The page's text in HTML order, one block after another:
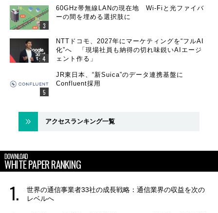
60GHz帯無線LANの現在地 Wi-Fiと光ファイバ
ーの間を埋める選択肢に
NTTドコモ、2027年にマーケティングを“フルAI
化”へ 「現場社員も納得の切れ味鋭いAIエージ
ェント作る」
JR東日本、“新Suica”のデータ連携基盤に
Confluent採用
アクセスランキング一覧
DOWNLOAD
WHITE PAPER RANKING
世界の通信事業者33社の成長戦略：通信業界の収益を次の
レベルへ